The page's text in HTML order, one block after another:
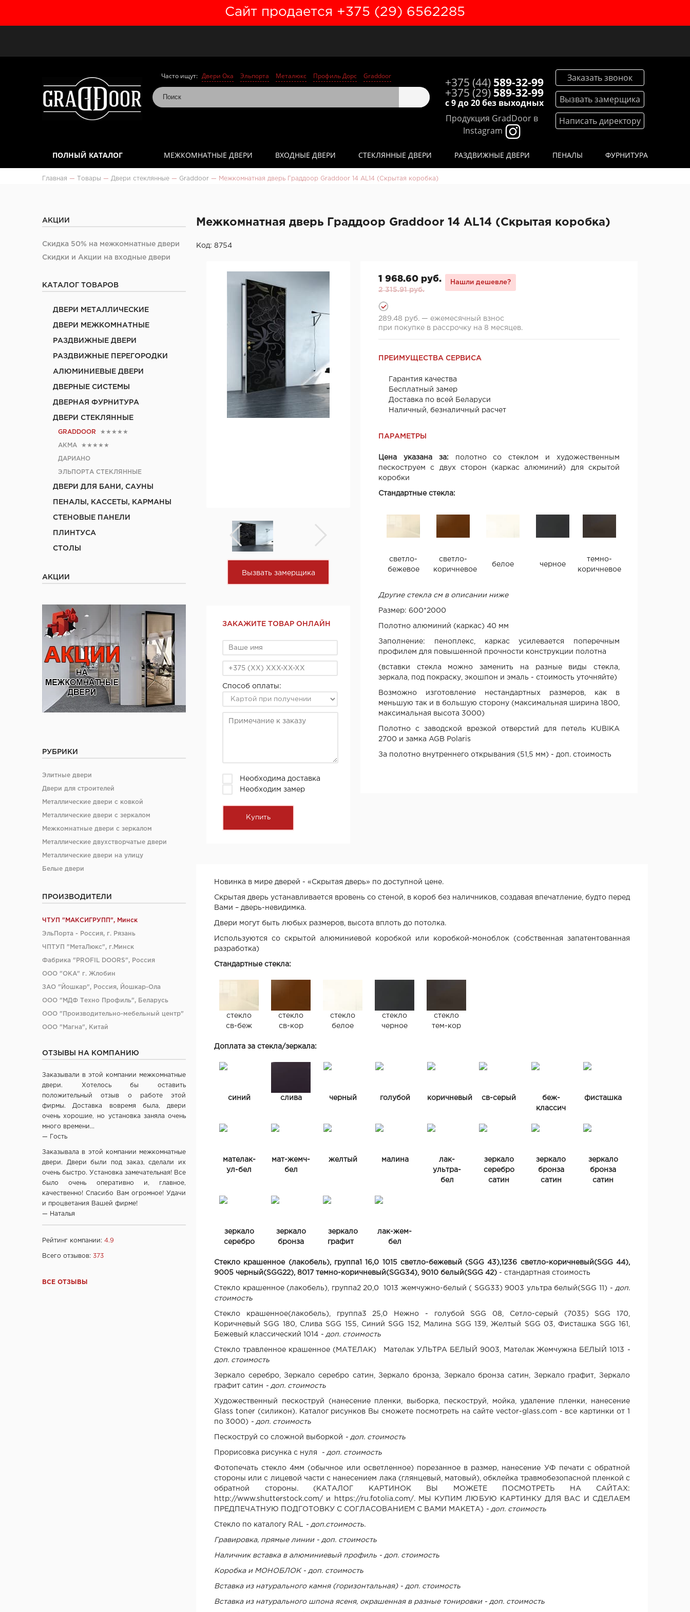
Сайт продается +375 (29) 6562285
Заказать звонок
Вызвать замерщика
Написать директору
+375 (44) 589-32-99
+375 (29) 589-32-99
с 9 до 20 без выходных
Продукция GradDoor в
Instagram
Часто ищут: Двери Ока Эльпорта Металюкс Профиль Дорс Graddoor
ПОЛНЫЙ КАТАЛОГ МЕЖКОМНАТНЫЕ ДВЕРИ ВХОДНЫЕ ДВЕРИ СТЕКЛЯННЫЕ ДВЕРИ РАЗДВИЖНЫЕ ДВЕРИ ПЕНАЛЫ ФУРНИТУРА
Главная — Товары — Двери стеклянные — Graddoor — Межкомнатная дверь Граддоор Graddoor 14 AL14 (Скрытая коробка)
АКЦИИ
Скидка 50% на межкомнатные двери
Скидки и Акции на входные двери
КАТАЛОГ ТОВАРОВ
ДВЕРИ МЕТАЛЛИЧЕСКИЕ
ДВЕРИ МЕЖКОМНАТНЫЕ
РАЗДВИЖНЫЕ ДВЕРИ
РАЗДВИЖНЫЕ ПЕРЕГОРОДКИ
АЛЮМИНИЕВЫЕ ДВЕРИ
ДВЕРНЫЕ СИСТЕМЫ
ДВЕРНАЯ ФУРНИТУРА
ДВЕРИ СТЕКЛЯННЫЕ
GRADDOOR ★★★★★
АКМА ★★★★★
ДАРИАНО
ЭЛЬПОРТА СТЕКЛЯННЫЕ
ДВЕРИ ДЛЯ БАНИ, САУНЫ
ПЕНАЛЫ, КАССЕТЫ, КАРМАНЫ
СТЕНОВЫЕ ПАНЕЛИ
ПЛИНТУСА
СТОЛЫ
АКЦИИ
РУБРИКИ
Элитные двери
Двери для строителей
Металлические двери с ковкой
Металлические двери с зеркалом
Межкомнатные двери с зеркалом
Металлические двухстворчатые двери
Металлические двери на улицу
Белые двери
ПРОИЗВОДИТЕЛИ
ЧТУП "МАКСИГРУПП", Минск
ЭльПорта - Россия, г. Рязань
ЧПТУП "МетаЛюкс", г.Минск
Фабрика "PROFIL DOORS", Россия
ООО "ОКА" г. Жлобин
ЗАО "Йошкар", Россия, Йошкар-Ола
ООО "МДФ Техно Профиль", Беларусь
ООО "Производительно-мебельный центр"
ООО "Магна", Китай
ООО "Алюмдор" г. Минск
ОДО "Древпром", г. Витебск
Verda ЗАО "ПО Одинцово", г. Москва
ОАО "Стройдетали" г. Вилейка
ОАО Лесплитинвест, СПБ, Россия
ООО "Прима Порта", Минск
СООО Исток- Инвест, г. Минск
ОДО "ВИСТ", г. Молодечно
ЧТУП "Ньюдор", г. Минск
ОДО «Беллесизделие», г. Минск
Фабрика дверей "Ростра", Москва
"Халес", г. Сморгонь
company "Fuaro", Италия
ОТЗЫВЫ НА КОМПАНИЮ
Заказывали в этой компании межкомнатные
двери. Хотелось бы оставить
положительный отзыв о работе этой
фирмы. Доставка вовремя была, двери
очень хорошие, но установка заняла очень
много времени...
— Гость
Заказывала в этой компании межкомнатные
двери. Двери были под заказ, сделали их
очень быстро. Установка замечательная! Все
было очень оперативно и, главное,
качественно! Спасибо Вам огромное! Удачи
и процветания Вашей фирме!
— Наталья
Рейтинг компании: 4.9
Всего отзывов: 373
ВСЕ ОТЗЫВЫ
Межкомнатная дверь Граддоор Graddoor 14 AL14 (Скрытая коробка)
Код: 8754
Вызвать замерщика
ЗАКАЖИТЕ ТОВАР ОНЛАЙН
Способ оплаты:
Необходима доставка
Необходим замер
1 968.60 руб.
2 315.91 руб.
Нашли дешевле?
289.48 руб. — ежемесячный взнос
при покупке в рассрочку на 8 месяцев.
ПРЕИМУЩЕСТВА СЕРВИСА
Гарантия качества
Бесплатный замер
Доставка по всей Беларуси
Наличный, безналичный расчет
ПАРАМЕТРЫ
Цена указана за: полотно со стеклом и художественным
пескоструем с двух сторон (каркас алюминий) для скрытой
коробки
Стандартные стекла:
светло-
бежевое
светло-
коричневое
белое черное
темно-
коричневое
Другие стекла см в описании ниже
Размер: 600*2000
Полотно алюминий (каркас) 40 мм
Заполнение: пеноплекс, каркас усилевается поперечным
профилем для повышенной прочности конструкции полотна
(вставки стекла можно заменить на разные виды стекла,
зеркала, под покраску, экошпон и эмаль - стоимость уточняйте)
Возможно изготовление нестандартных размеров, как в
меньшую так и в большую сторону (максимальная ширина 1800,
максимальная высота 3000)
Полотно с заводской врезкой отверстий для петель KUBIKA
2700 и замка AGB Polaris
За полотно внутреннего открывания (51,5 мм) - доп. стоимость
Новинка в мире дверей - «Скрытая дверь» по доступной цене.
Скрытая дверь устанавливается вровень со стеной, в короб без наличников, создавая впечатление, будто перед
Вами – дверь-невидимка.
Двери могут быть любых размеров, высота вплоть до потолка.
Используются со скрытой алюминиевой коробкой или коробкой-моноблок (собственная запатентованная
разработка)
Стандартные стекла:
стекло
св-беж
стекло
св-кор
стекло
белое
стекло
черное
стекло
тем-кор
Доплата за стекла/зеркала:
синий слива черный голубой коричневый св-серый
беж-
классич
фисташка
мателак-
ул-бел
мат-жемч-
бел
желтый малина
лак-
ультра-
бел
зеркало
серебро
сатин
зеркало
бронза
сатин
зеркало
бронза
сатин
зеркало
серебро
зеркало
бронза
зеркало
графит
лак-жем-
бел
Стекло крашенное (лакобель), группа1 16,0 1015 светло-бежевый (SGG 43),1236 светло-коричневый(SGG 44),
9005 черный(SGG22), 8017 темно-коричневый(SGG34), 9010 белый(SGG 42) - стандартная стоимость
Стекло крашенное (лакобель), группа2 20,0 1013 жемчужно-белый ( SGG33) 9003 ультра белый(SGG 11) - доп.
стоимость
Стекло крашенное(лакобель), группа3 25,0 Нежно - голубой SGG 08, Сетло-серый (7035) SGG 170,
Коричневый SGG 180, Слива SGG 155, Синий SGG 152, Малина SGG 139, Желтый SGG 03, Фисташка SGG 161,
Бежевый классический 1014 - доп. стоимость
Стекло травленное крашенное (МАТЕЛАК) Мателак УЛЬТРА БЕЛЫЙ 9003, Мателак Жемчужна БЕЛЫЙ 1013
-
доп. стоимость
Зеркало серебро, Зеркало серебро сатин, Зеркало бронза, Зеркало бронза сатин, Зеркало графит, Зеркало
графит сатин - доп. стоимость
Художественный пескоструй (нанесение пленки, выборка, пескоструй, мойка, удаление пленки, нанесение
Glass toner (силикон). Каталог рисунков Вы сможете посмотреть на сайте vector-glass.com - все картинки от 1
по 3000) - доп. стоимость
Пескоструй со сложной выборкой - доп. стоимость
Прорисовка рисунка с нуля - доп. стоимость
Фотопечать стекло 4мм (обычное или осветленное) порезанное в размер, нанесение УФ печати с обратной
стороны или с лицевой части с нанесением лака (глянцевый, матовый), обклейка травмобезопасной пленкой с
обратной стороны. (КАТАЛОГ КАРТИНОК ВЫ МОЖЕТЕ ПОСМОТРЕТЬ НА САЙТАХ:
http://www.shutterstock.com/ и https://ru.fotolia.com/. МЫ КУПИМ ЛЮБУЮ КАРТИНКУ ДЛЯ ВАС И СДЕЛАЕМ
ПРЕДПЕЧАТНУЮ ПОДГОТОВКУ С СОГЛАСОВАНИЕМ С ВАМИ МАКЕТА) - доп. стоимость
Стекло по каталогу RAL - доп.стоимость.
Гравировка, прямые линии - доп. стоимость
Наличник вставка в алюминиевый профиль - доп. стоимость
Коробка и МОНОБЛОК - доп. стоимость
Вставка из натурального камня (горизонтальная) - доп. стоимость
Вставка из натурального шпона ясеня, окрашенная в разные тонировки - доп. стоимость